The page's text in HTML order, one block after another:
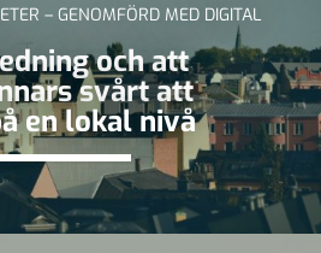
– GENOMFÖRD MED DIGITAL
och att
svårt att
en lokal nivå